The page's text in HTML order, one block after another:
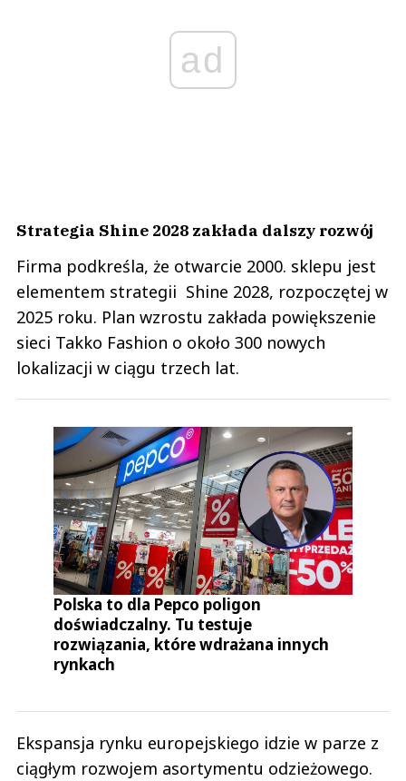
ad
Strategia Shine 2028 zakłada dalszy rozwój
Firma podkreśla, że otwarcie 2000. sklepu jest
elementem strategii Shine 2028, rozpoczętej w
2025 roku. Plan wzrostu zakłada powiększenie
sieci Takko Fashion o około 300 nowych
lokalizacji w ciągu trzech lat.
Polska to dla Pepco poligon
doświadczalny. Tu testuje
rozwiązania, które wdrażana innych
rynkach
Ekspansja rynku europejskiego idzie w parze z
ciągłym rozwojem asortymentu odzieżowego.